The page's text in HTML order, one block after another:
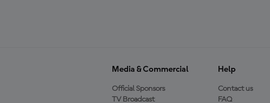
Media & Commercial
Official Sponsors
TV Broadcast
Help
Contact us
FAQ